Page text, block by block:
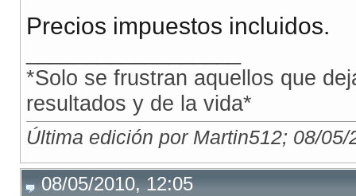
Precios impuestos incluidos.
*Solo se frustran aquellos que
resultados y de la vida*
Última edición por Martin512; 08/
08/05/2010, 12:05